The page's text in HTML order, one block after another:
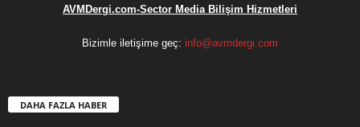
AVMDergi.com-Sector Media Bilişim Hizmetleri
Bizimle iletişime geç: info@avmdergi.com
DAHA FAZLA HABER